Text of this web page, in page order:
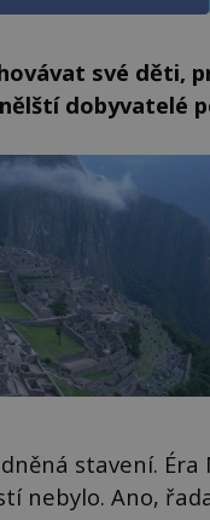
své děti,
dobyvatelé
stavení.
nebylo. Ano,